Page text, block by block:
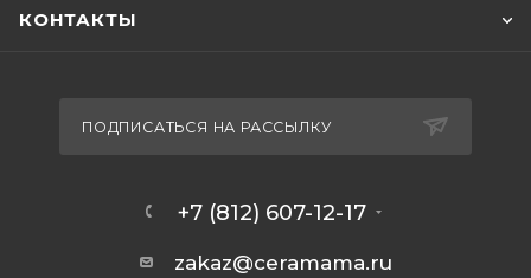
КОНТАКТЫ
ПОДПИСАТЬСЯ НА РАССЫЛКУ
+7 (812) 607-12-17
zakaz@ceramama.ru